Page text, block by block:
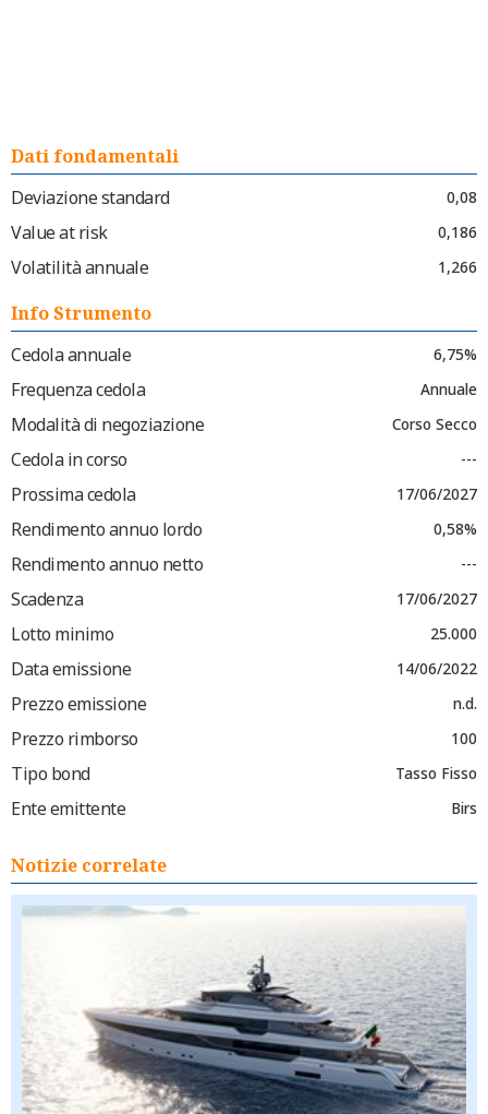
Dati fondamentali
Deviazione standard
0,08
Value at risk 0,186
Volatilità annuale 1,266
Info Strumento
Cedola annuale
6,75%
Frequenza cedola Annuale
Modalità di negoziazione Corso Secco
Cedola in corso ---
Prossima cedola 17/06/2027
Rendimento annuo lordo 0,58%
Rendimento annuo netto ---
Scadenza 17/06/2027
Lotto minimo 25.000
Data emissione 14/06/2022
Prezzo emissione n.d.
Prezzo rimborso 100
Tipo bond Tasso Fisso
Ente emittente Birs
Notizie correlate